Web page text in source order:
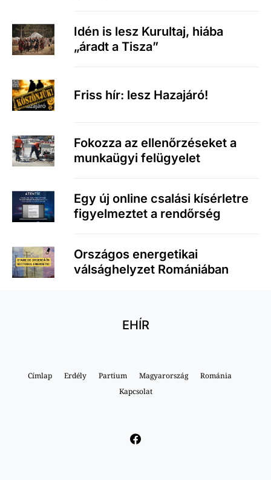
Idén is lesz Kurultaj, hiába
„áradt a Tisza”
Friss hír: lesz Hazajáró!
Fokozza az ellenőrzéseket a
munkaügyi felügyelet
Egy új online csalási kísérletre
figyelmeztet a rendőrség
Országos energetikai
válsághelyzet Romániában
EHÍR
Címlap Erdély Partium Magyarország
Románia
Kapcsolat